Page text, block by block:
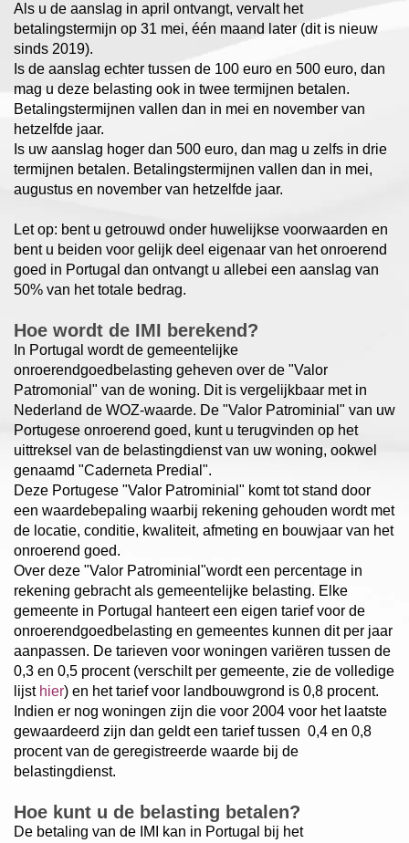
Als u de aanslag in april ontvangt, vervalt het
betalingstermijn op 31 mei, één maand later (dit is nieuw
sinds 2019).
Is de aanslag echter tussen de 100 euro en 500 euro, dan
mag u deze belasting ook in twee termijnen betalen.
Betalingstermijnen vallen dan in mei en november van
hetzelfde jaar.
Is uw aanslag hoger dan 500 euro, dan mag u zelfs in drie
termijnen betalen. Betalingstermijnen vallen dan in mei,
augustus en november van hetzelfde jaar.
Let op: bent u getrouwd onder huwelijkse voorwaarden en
bent u beiden voor gelijk deel eigenaar van het onroerend
goed in Portugal dan ontvangt u allebei een aanslag van
50% van het totale bedrag.
Hoe wordt de IMI berekend?
In Portugal wordt de gemeentelijke
onroerendgoedbelasting geheven over de "Valor
Patromonial" van de woning. Dit is vergelijkbaar met in
Nederland de WOZ-waarde. De "Valor Patrominial" van uw
Portugese onroerend goed, kunt u terugvinden op het
uittreksel van de belastingdienst van uw woning, ookwel
genaamd "Caderneta Predial".
Deze Portugese "Valor Patrominial" komt tot stand door
een waardebepaling waarbij rekening gehouden wordt met
de locatie, conditie, kwaliteit, afmeting en bouwjaar van het
onroerend goed.
Over deze "Valor Patrominial"wordt een percentage in
rekening gebracht als gemeentelijke belasting. Elke
gemeente in Portugal hanteert een eigen tarief voor de
onroerendgoedbelasting en gemeentes kunnen dit per jaar
aanpassen. De tarieven voor woningen variëren tussen de
0,3 en 0,5 procent (verschilt per gemeente, zie de volledige
lijst hier) en het tarief voor landbouwgrond is 0,8 procent.
Indien er nog woningen zijn die voor 2004 voor het laatste
gewaardeerd zijn dan geldt een tarief tussen 0,4 en 0,8
procent van de geregistreerde waarde bij de
belastingdienst.
Hoe kunt u de belasting betalen?
De betaling van de IMI kan in Portugal bij het